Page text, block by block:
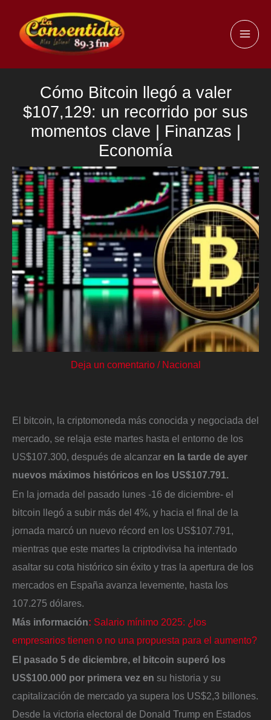
contenido
Cómo Bitcoin llegó a valer
$107,129: un recorrido por sus
momentos clave | Finanzas |
Economía
Deja un comentario / Nacional
El bitcoin, la criptomoneda más conocida y negociada del
mercado, se relaja este martes hasta el entorno de los
US$107.300, después de alcanzar en la tarde de ayer
nuevos máximos históricos en los US$107.791.
En la jornada del pasado lunes -16 de diciembre- el
bitcoin llegó a subir más del 4%, y hacia el final de la
jornada marcó un nuevo récord en los US$107.791,
mientras que este martes la criptodivisa ha intentado
asaltar su cota histórico sin éxito y tras la apertura de los
mercados en España avanza levemente, hasta los
107.275 dólares.
Más información: Salario mínimo 2025: ¿los
empresarios tienen o no una propuesta para el aumento?
El pasado 5 de diciembre, el bitcoin superó los
US$100.000 por primera vez en su historia y su
capitalización de mercado ya supera los US$2,3 billones.
Desde la victoria electoral de Donald Trump en Estados